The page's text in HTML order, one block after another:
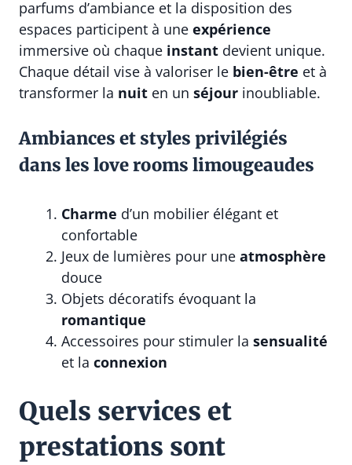
parfums d’ambiance et la disposition des
espaces participent à une expérience
immersive où chaque instant devient unique.
Chaque détail vise à valoriser le bien-être et à
transformer la nuit en un séjour inoubliable.
Ambiances et styles privilégiés
dans les love rooms limougeaudes
Charme d’un mobilier élégant et
confortable
Jeux de lumières pour une atmosphère
douce
Objets décoratifs évoquant la
romantique
Accessoires pour stimuler la sensualité
et la connexion
Quels services et
prestations sont